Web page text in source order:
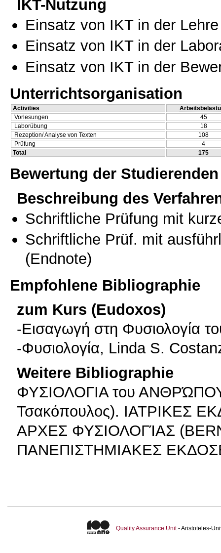
IKT-Nutzung
Einsatz von IKT in der Lehre
Einsatz von IKT in der
Einsatz von IKT in der
Unterrichtsorganisation
Activities
Vorlesungen
45
Laborübung
18
Rezeption/ Analyse von Texten
108
Prüfung
4
Total
175
Bewertung der Studierenden
Beschreibung des
Schriftliche Prüfung mit
Schriftliche Prüf. mit
(Endnote)
Empfohlene Bibliographie
zum Kurs (Eudoxos)
-Εισαγωγή στη Φυσιολογία
-Φυσιολογία, Linda S.
Weitere Bibliographie
ΦΥΣΙΟΛΟΓΙΑ του
Τσακόπουλος). ΙΑΤΡΙΚΕΣ
ΑΡΧΕΣ ΦΥΣΙΟΛΟΓΊΑΣ
ΠΑΝΕΠΙΣΤΗΜΙΑΚΕΣ
Quality Assurance Unit- Aristoteles-